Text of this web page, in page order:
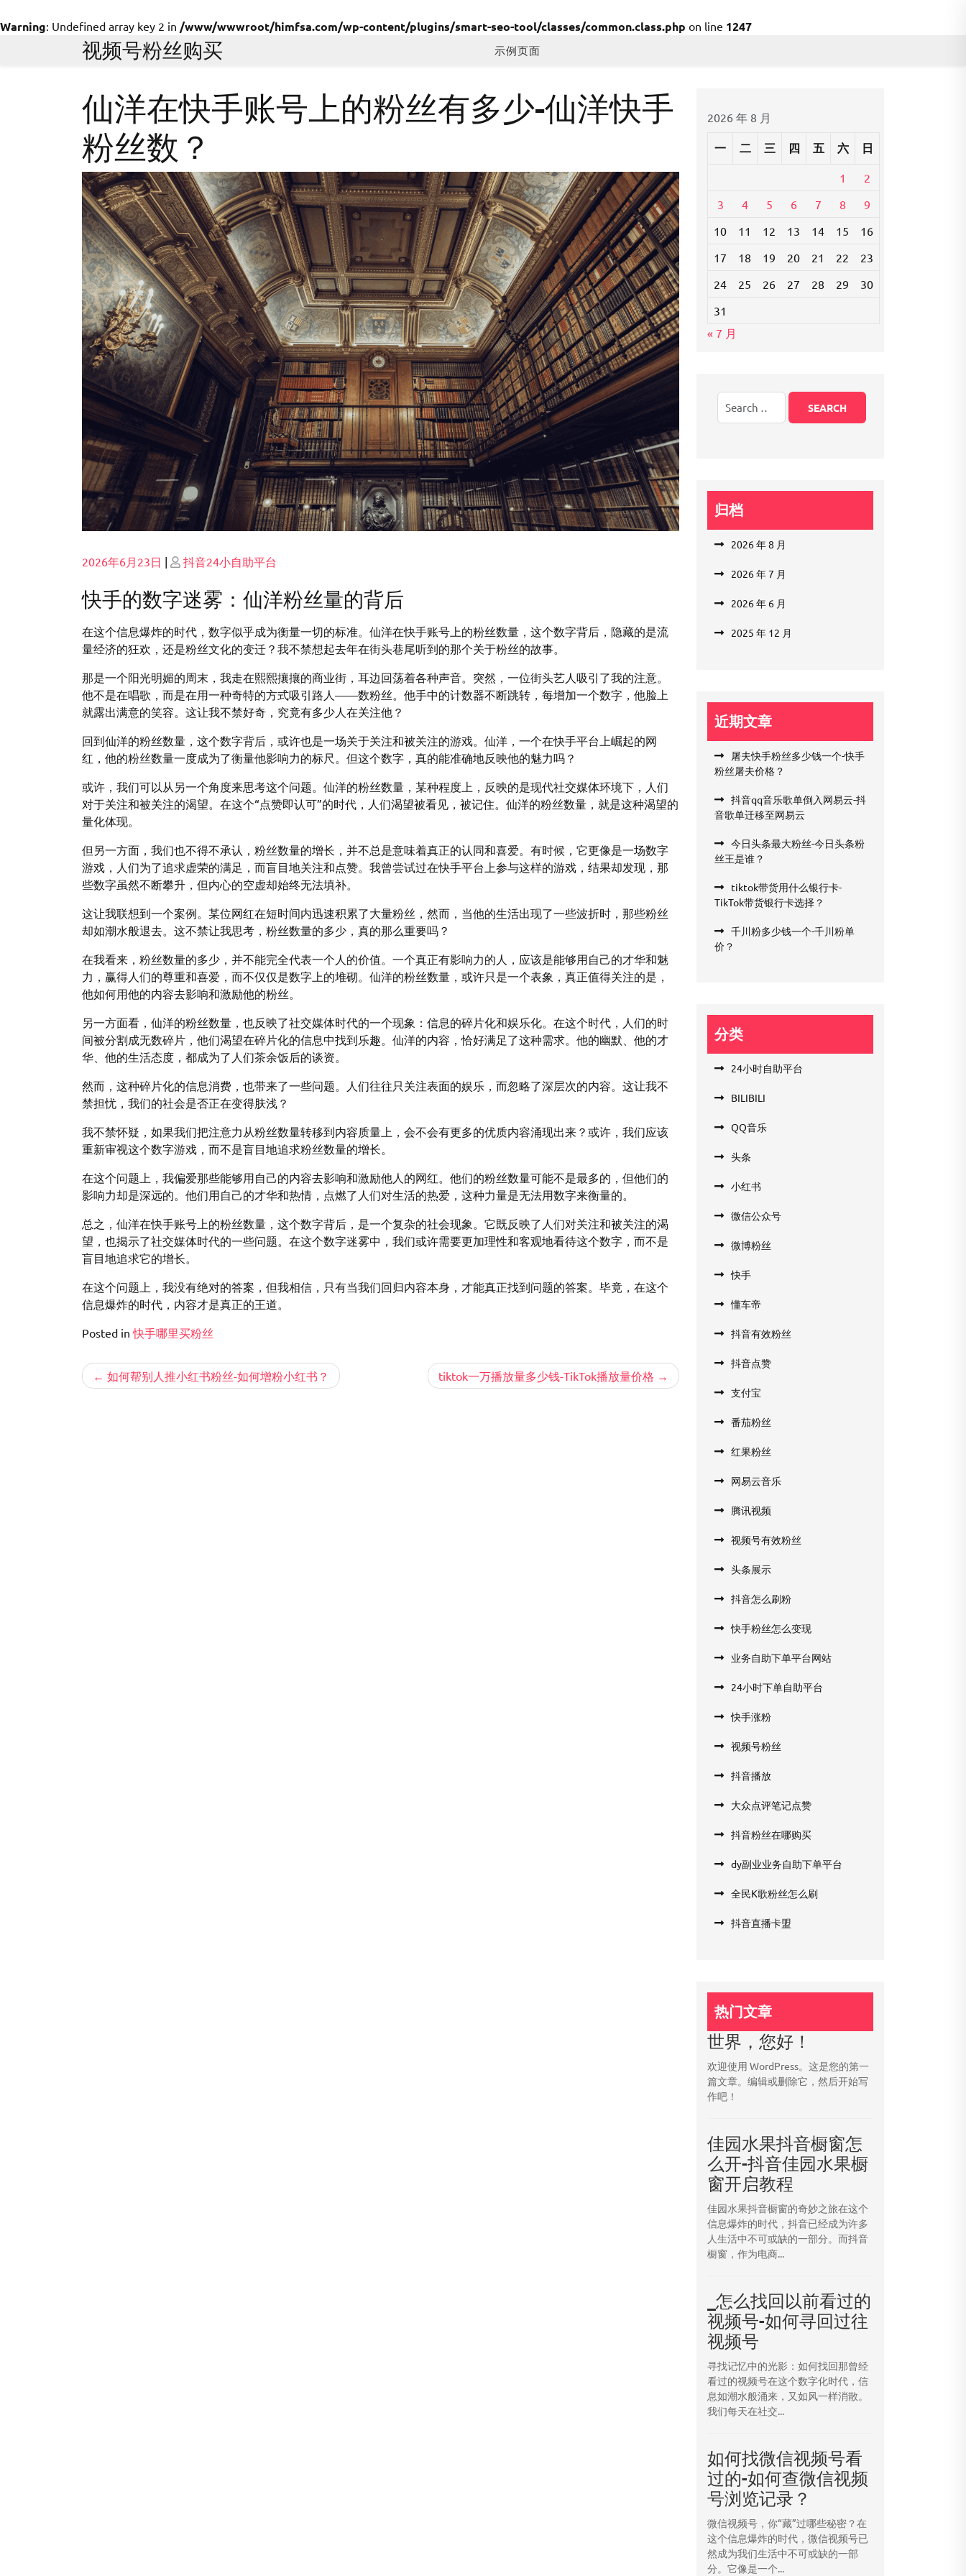
Warning: Undefined array key 2 in /www/wwwroot/himfsa.com/wp-content/plugins/smart-seo-tool/classes/common.class.php on line 1247
视频号粉丝购买 示例页面
仙洋在快手账号上的粉丝有多少-仙洋快手
粉丝数？
Posted
2026年6月23日 | Posted
抖音24小自助平台
快手的数字迷雾：仙洋粉丝量的背后
在这个信息爆炸的时代，数字似乎成为衡量一切的标准。仙洋在快手账号上的粉丝数量，这个数字背后，隐藏的是流
量经济的狂欢，还是粉丝文化的变迁？我不禁想起去年在街头巷尾听到的那个关于粉丝的故事。
那是一个阳光明媚的周末，我走在熙熙攘攘的商业街，耳边回荡着各种声音。突然，一位街头艺人吸引了我的注意。
他不是在唱歌，而是在用一种奇特的方式吸引路人——数粉丝。他手中的计数器不断跳转，每增加一个数字，他脸上
就露出满意的笑容。这让我不禁好奇，究竟有多少人在关注他？
回到仙洋的粉丝数量，这个数字背后，或许也是一场关于关注和被关注的游戏。仙洋，一个在快手平台上崛起的网
红，他的粉丝数量一度成为了衡量他影响力的标尺。但这个数字，真的能准确地反映他的魅力吗？
或许，我们可以从另一个角度来思考这个问题。仙洋的粉丝数量，某种程度上，反映的是现代社交媒体环境下，人们
对于关注和被关注的渴望。在这个“点赞即认可”的时代，人们渴望被看见，被记住。仙洋的粉丝数量，就是这种渴望的
量化体现。
但另一方面，我们也不得不承认，粉丝数量的增长，并不总是意味着真正的认同和喜爱。有时候，它更像是一场数字
游戏，人们为了追求虚荣的满足，而盲目地关注和点赞。我曾尝试过在快手平台上参与这样的游戏，结果却发现，那
些数字虽然不断攀升，但内心的空虚却始终无法填补。
这让我联想到一个案例。某位网红在短时间内迅速积累了大量粉丝，然而，当他的生活出现了一些波折时，那些粉丝
却如潮水般退去。这不禁让我思考，粉丝数量的多少，真的那么重要吗？
在我看来，粉丝数量的多少，并不能完全代表一个人的价值。一个真正有影响力的人，应该是能够用自己的才华和魅
力，赢得人们的尊重和喜爱，而不仅仅是数字上的堆砌。仙洋的粉丝数量，或许只是一个表象，真正值得关注的是，
他如何用他的内容去影响和激励他的粉丝。
另一方面看，仙洋的粉丝数量，也反映了社交媒体时代的一个现象：信息的碎片化和娱乐化。在这个时代，人们的时
间被分割成无数碎片，他们渴望在碎片化的信息中找到乐趣。仙洋的内容，恰好满足了这种需求。他的幽默、他的才
华、他的生活态度，都成为了人们茶余饭后的谈资。
然而，这种碎片化的信息消费，也带来了一些问题。人们往往只关注表面的娱乐，而忽略了深层次的内容。这让我不
禁担忧，我们的社会是否正在变得肤浅？
我不禁怀疑，如果我们把注意力从粉丝数量转移到内容质量上，会不会有更多的优质内容涌现出来？或许，我们应该
重新审视这个数字游戏，而不是盲目地追求粉丝数量的增长。
在这个问题上，我偏爱那些能够用自己的内容去影响和激励他人的网红。他们的粉丝数量可能不是最多的，但他们的
影响力却是深远的。他们用自己的才华和热情，点燃了人们对生活的热爱，这种力量是无法用数字来衡量的。
总之，仙洋在快手账号上的粉丝数量，这个数字背后，是一个复杂的社会现象。它既反映了人们对关注和被关注的渴
望，也揭示了社交媒体时代的一些问题。在这个数字迷雾中，我们或许需要更加理性和客观地看待这个数字，而不是
盲目地追求它的增长。
在这个问题上，我没有绝对的答案，但我相信，只有当我们回归内容本身，才能真正找到问题的答案。毕竟，在这个
信息爆炸的时代，内容才是真正的王道。
Posted in快手哪里买粉丝
文 如何帮别人推小红书粉丝-如何增粉小红书？ tiktok一万播放量多少钱-TikTok播放量价格
2026 年 8 月
一 二 三 四 五 六 日
1
2
3
4 5 6 7 8
9
10
11 12 13 14 15
16
17
18 19 20 21 22
23
24
25 26 27 28 29
30
31
« 7 月
归档
2026 年 8 月
2026 年 7 月
2026 年 6 月
2025 年 12 月
近期文章
屠夫快手粉丝多少钱一个-快手
粉丝屠夫价格？
抖音qq音乐歌单倒入网易云-抖
音歌单迁移至网易云
今日头条最大粉丝-今日头条粉
丝王是谁？
tiktok带货用什么银行卡-
TikTok带货银行卡选择？
千川粉多少钱一个-千川粉单
价？
分类
24小时自助平台
BILIBILI
QQ音乐
头条
小红书
微信公众号
微博粉丝
快手
懂车帝
抖音有效粉丝
抖音点赞
支付宝
番茄粉丝
红果粉丝
网易云音乐
腾讯视频
视频号有效粉丝
头条展示
抖音怎么刷粉
快手粉丝怎么变现
业务自助下单平台网站
24小时下单自助平台
快手涨粉
视频号粉丝
抖音播放
大众点评笔记点赞
抖音粉丝在哪购买
dy副业业务自助下单平台
全民K歌粉丝怎么刷
抖音直播卡盟
热门文章
世界，您好！
欢迎使用 WordPress。这是您的第一
篇文章。编辑或删除它，然后开始写
作吧！
佳园水果抖音橱窗怎
么开-抖音佳园水果橱
窗开启教程
佳园水果抖音橱窗的奇妙之旅在这个
信息爆炸的时代，抖音已经成为许多
人生活中不可或缺的一部分。而抖音
橱窗，作为电商...
_怎么找回以前看过的
视频号-如何寻回过往
视频号
寻找记忆中的光影：如何找回那曾经
看过的视频号在这个数字化时代，信
息如潮水般涌来，又如风一样消散。
我们每天在社交...
如何找微信视频号看
过的-如何查微信视频
号浏览记录？
微信视频号，你“藏”过哪些秘密？在
这个信息爆炸的时代，微信视频号已
然成为我们生活中不可或缺的一部
分。它像是一个...